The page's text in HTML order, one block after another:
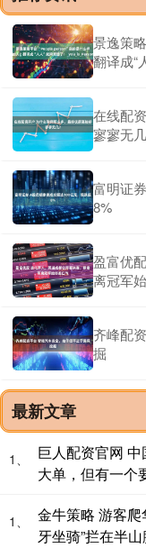
景逸策
翻译成“
在线配
寥寥无
富明证
8%
盈富优
离冠军
齐峰配
掘
最新文章
1、
巨人配资官网
大单，但有一个
1、
金牛策略 游客
牙坐骑”拦在半